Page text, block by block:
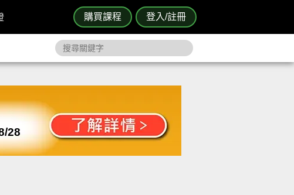
購買課程 登入/註冊
28